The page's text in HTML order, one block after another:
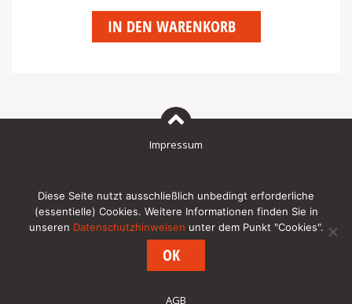
IN DEN WARENKORB
Impressum
Datenschutzhinweise für den Besuch unserer Internetpräsenz
Newsletter
AGB
Diese Seite nutzt ausschließlich unbedingt erforderliche
(essentielle) Cookies. Weitere Informationen finden Sie in
unseren Datenschutzhinweisen unter dem Punkt "Cookies".
OK